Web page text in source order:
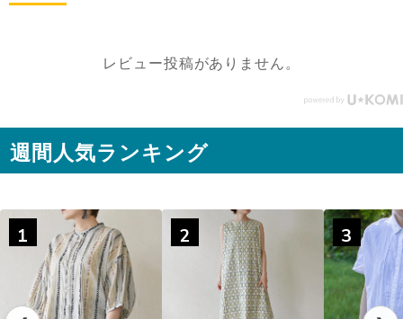
スリトップ コー
レビュー投稿がありません。
週間人気ランキング
1 2 3